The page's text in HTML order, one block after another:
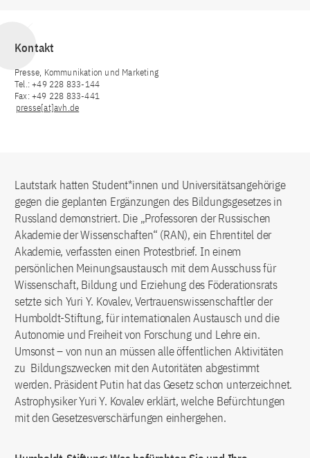
Kontakt
Presse, Kommunikation und Marketing
Tel.: +49 228 833-144
Fax: +49 228 833-441
presse[at]avh.de
Lautstark hatten Student*innen und Universitätsangehörige
gegen die geplanten Ergänzungen des Bildungsgesetzes in
Russland demonstriert. Die „Professoren der Russischen
Akademie der Wissenschaften“ (RAN), ein Ehrentitel der
Akademie, verfassten einen Protestbrief. In einem
persönlichen Meinungsaustausch mit dem Ausschuss für
Wissenschaft, Bildung und Erziehung des Föderationsrats
setzte sich Yuri Y. Kovalev, Vertrauenswissenschaftler der
Humboldt-Stiftung, für internationalen Austausch und die
Autonomie und Freiheit von Forschung und Lehre ein.
Umsonst – von nun an müssen alle öffentlichen Aktivitäten
zu Bildungszwecken mit den Autoritäten abgestimmt
werden. Präsident Putin hat das Gesetz schon unterzeichnet.
Astrophysiker Yuri Y. Kovalev erklärt, welche Befürchtungen
mit den Gesetzesverschärfungen einhergehen.